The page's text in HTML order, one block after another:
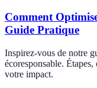
Comment
Guide Pratique
Inspirez-vous de notre
écoresponsable.
votre impact.